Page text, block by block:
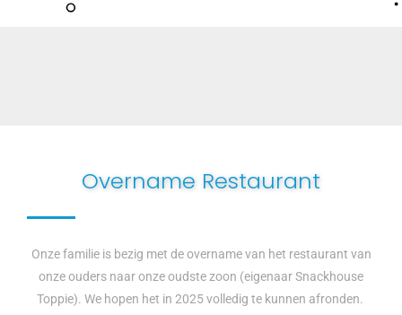
Overname Restaurant
Onze familie is bezig met de overname van het restaurant van
onze ouders naar onze oudste zoon (eigenaar Snackhouse
Toppie). We hopen het in 2025 volledig te kunnen afronden.